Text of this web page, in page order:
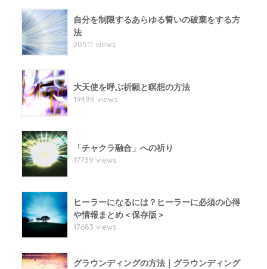
自分を制限するあらゆる誓いの破棄をする方
法
20511 views
大天使を呼ぶ祈願と瞑想の方法
19498 views
「チャクラ融合」への祈り
17739 views
ヒーラーになるには？ヒーラーに必須の心得
や情報まとめ＜保存版＞
17683 views
グラウンディングの方法｜グラウンディング